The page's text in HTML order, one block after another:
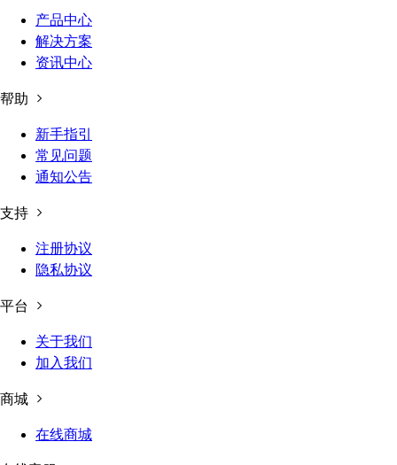
产品中心
解决方案
资讯中心
帮助
新手指引
常见问题
通知公告
支持
注册协议
隐私协议
平台
关于我们
加入我们
商城
在线商城